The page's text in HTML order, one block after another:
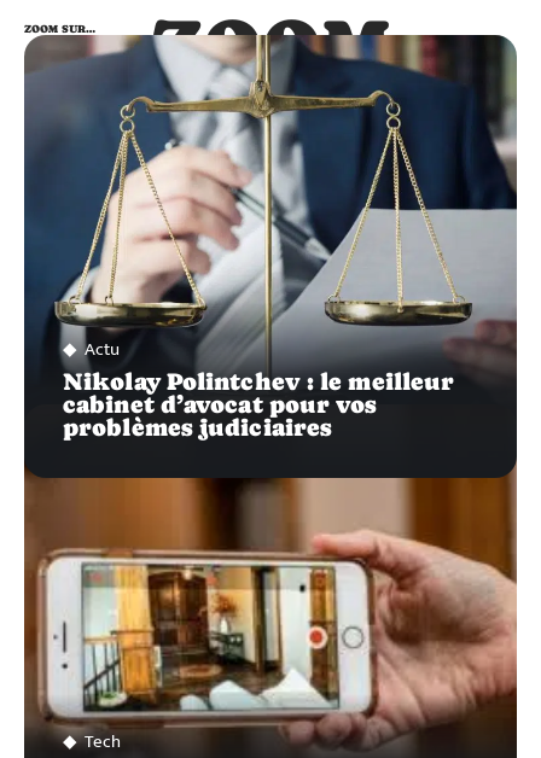
ZOOM
SUR…
ZOOM SUR…
Actu
Nikolay Polintchev : le meilleur
cabinet d’avocat pour vos
problèmes judiciaires
Tech